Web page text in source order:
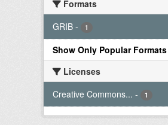
Formats
GRIB - 1
Show Only Popular Formats
Licenses
Creative Commons... - 1